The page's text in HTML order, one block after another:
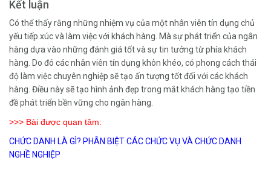
Kết luận
Có thể thấy rằng những nhiệm vụ của một nhân viên tín dụng chủ
yếu tiếp xúc và làm việc với khách hàng. Mà sự phát triển của ngân
hàng dựa vào những đánh giá tốt và sự tin tưởng từ phía khách
hàng. Do đó các nhân viên tín dụng khôn khéo, có phong cách thái
độ làm việc chuyên nghiệp sẽ tạo ấn tượng tốt đối với các khách
hàng. Điều này sẽ tạo hình ảnh đẹp trong mắt khách hàng tạo tiền
đề phát triển bền vững cho ngân hàng.
>>> Bài được quan tâm:
CHỨC DANH LÀ GÌ? PHÂN BIỆT CÁC CHỨC VỤ VÀ CHỨC DANH
NGHỀ NGHIỆP